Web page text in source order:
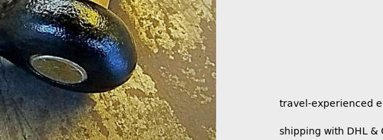
travel-experienced
shipping with DHL &